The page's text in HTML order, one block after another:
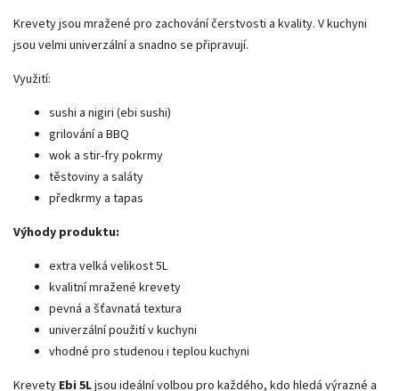
Krevety jsou mražené pro zachování čerstvosti a kvality. V kuchyni
jsou velmi univerzální a snadno se připravují.
Využití:
sushi a nigiri (ebi sushi)
grilování a BBQ
wok a stir-fry pokrmy
těstoviny a saláty
předkrmy a tapas
Výhody produktu:
extra velká velikost 5L
kvalitní mražené krevety
pevná a šťavnatá textura
univerzální použití v kuchyni
vhodné pro studenou i teplou kuchyni
Krevety Ebi 5Ljsou ideální volbou pro každého, kdo hledá výrazné a